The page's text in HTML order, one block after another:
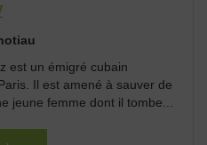
est un émigré cubain
Il est amené à sauver de
jeune femme dont il tombe...